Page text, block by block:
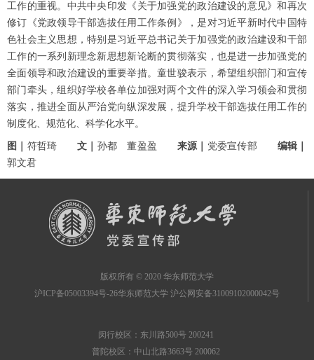
工作的重视。中共中央印发《关于加强党的政治建设的意见》和再次
修订《党政领导干部选拔任用工作条例》，是对习近平新时代中国特
色社会主义思想，特别是习近平总书记关于加强党的政治建设和干部
工作的一系列新理念新思想新论断的贯彻落实，也是进一步加强党的
全面领导和政治建设的重要举措。童世骏表示，希望组织部门和宣传
部门牵头，组织好学校各单位加强对两个文件的深入学习领会和贯彻
落实，推进全面从严治党向纵深发展，提升学校干部选拔任用工作的
制度化、规范化、科学化水平。
图｜ 符哲琦 文｜ 孙都 董盈盈 来源｜ 党委宣传部 编辑｜
郭文君
版权所有 © 2020 华东师范大学
沪ICP备05003394号-26华东师范大学 沪公网安备31009102000042号
闵行校区：东川路500号 200241
普陀校区：中山北路3663号 200062